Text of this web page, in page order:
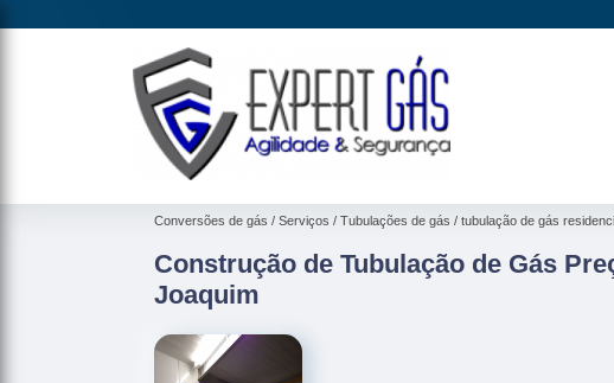
Conversões de gás Serviços Tubulações de gás tubulação de gás
Construção de Tubulação de Gás
Joaquim